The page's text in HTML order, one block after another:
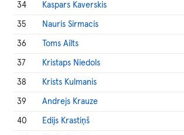
34 Kaspars Kaverskis
35 Nauris Sirmacis
36 Toms Ailts
37 Kristaps Niedols
38 Krists Kulmanis
39 Andrejs Krauze
40 Edijs Krastiņš